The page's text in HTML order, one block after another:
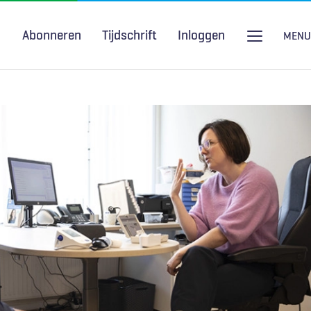
Abonneren Tijdschrift Inloggen MENU
COVID-19